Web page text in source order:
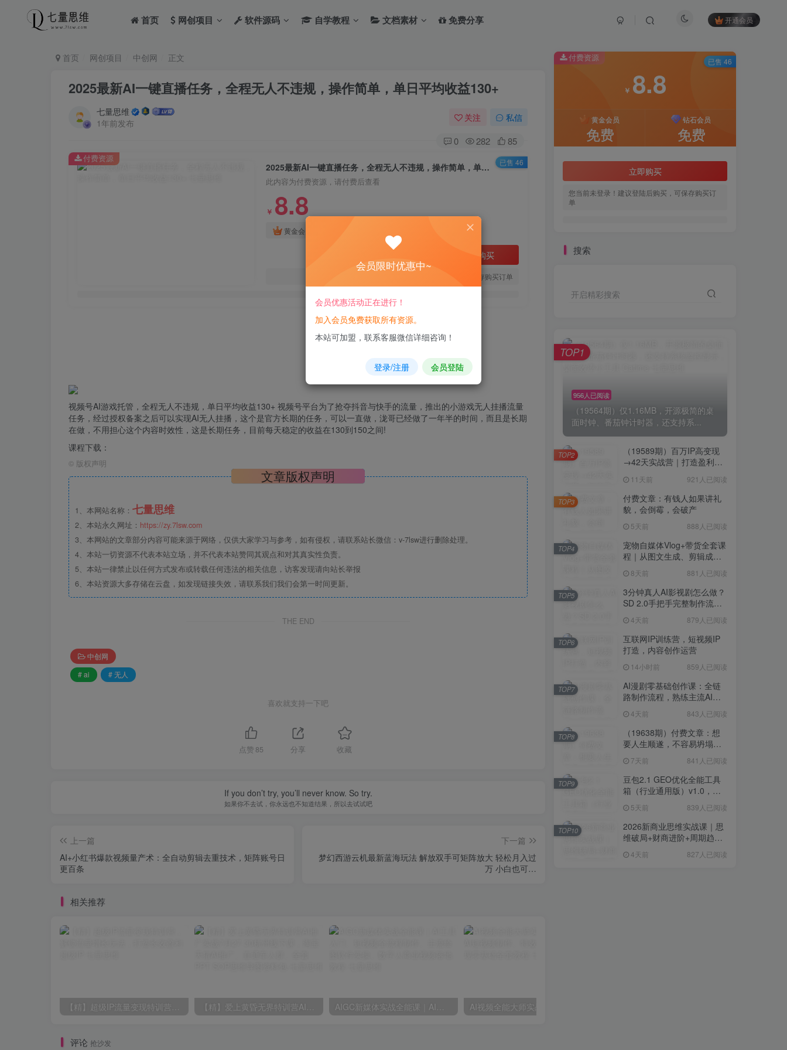
首页 网创项目 软件源码 自学教程 文档素材 免费分享 开通会员
首页 网创项目 中创网 正文
2025最新AI一键直播任务，全程无人不违规，操作简单，单日平均收益130+
七量思维
1年前发布
关注 私信
0 282 85
2025最新AI一键直播任务，全程无人不违规，操作简单，单日平均收益130+
此内容为付费资源，请付费后查看
￥ 8.8
黄金会员
立即购买
您当前未登录！建议登陆后购买，可保存购买订单
付费资源 已售 46
视频号AI游戏托管，全程无人不违规，单日平均收益130+ 视频号平台为了抢夺抖音与快手的流量，推出的小游戏无人挂播流量
任务，经过授权备案之后可以实现AI无人挂播，这个是官方长期的任务，可以一直做，泷哥已经做了一年半的时间，而且是长期
在做，不用担心这个内容时效性，这是长期任务，目前每天稳定的收益在130到150之间!
课程下载：
© 版权声明
文章版权声明
1、本网站名称： 七量思维
2、本站永久网址： https://zy.7lsw.com
3、本网站的文章部分内容可能来源于网络，仅供大家学习与参考，如有侵权，请联系站长微信：v-7lsw进行删除处理。
4、本站一切资源不代表本站立场，并不代表本站赞同其观点和对其真实性负责。
5、本站一律禁止以任何方式发布或转载任何违法的相关信息，访客发现请向站长举报
6、本站资源大多存储在云盘，如发现链接失效，请联系我们我们会第一时间更新。
THE END
中创网
# ai
# 无人
喜欢就支持一下吧
点赞 85 分享 收藏
If you don’t try, you’ll never know. So try.
如果你不去试，你永远也不知道结果，所以去试试吧
上一篇
AI+小红书爆款视频量产术：全自动剪辑去重技术，矩阵账号日
更百条
下一篇
梦幻西游云机最新蓝海玩法 解放双手可矩阵放大 轻松月入过
万 小白也可…
相关推荐
【精】超级IP流量变现特训营，解锁流量增长玩法，打造长效盈利超级IP 【精】爱上黄昏无界特训营AI推广实战7月27-30杭州线下课，淘宝天猫AI推广、直通车人群、全套PPT SOP思维导图资料包 AIGC新媒体实战全能课｜AI工具入门、短视频全流程制作、主流绘图软件实操、数字人商业视频落地教程
评论 抢沙发
付费资源
￥ 8.8
黄金会员
免费
钻石会员
免费
立即购买
您当前未登录！建议登陆后购买，可保存购买订
单
已售 46
搜索
开启精彩搜索
956人已阅读
（19564期）仅1.16MB，开源极简的桌
面时钟、番茄钟计时器，还支持系...
TOP1
（19589期）百万IP高变现
→42天实战营｜打造盈利赚
域转化批量成交积累客户案
例
11天前 921人已阅读
TOP2
付费文章：有钱人如果讲礼
貌，会倒霉，会破产
5天前 888人已阅读
TOP3
宠物自媒体Vlog+带货全套课
程｜从图文生成、剪辑成片
8天前 881人已阅读
TOP4
3分钟真人AI影视剧怎么做？
SD 2.0手把手完整制作流程
无限生成
4天前 879人已阅读
TOP5
互联网IP训练营，短视频IP
打造，内容创作运营
14小时前 859人已阅读
TOP6
AI漫剧零基础创作课：全链
路制作流程，熟练主流AI工
4天前 843人已阅读
TOP7
（19638期）付费文章：想
要人生顺遂，不容易坍塌，
7天前 841人已阅读
TOP8
豆包2.1 GEO优化全能工具
箱（行业通用版）v1.0，会
景 5天前 839人已阅读
TOP9
2026新商业思维实战课｜思
维破局+财商进阶+周期趋势
度解析全体系
4天前 827人已阅读
TOP10
会员限时优惠中~
会员优惠活动正在进行！
加入会员免费获取所有资源。
本站可加盟，联系客服微信详细咨询！
登录/注册 会员登陆